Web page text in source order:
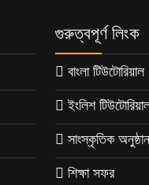
গুরুত্বপূর্ণ লিংক
বাংলা টিউটোরিয়াল
ইংলিশ
সাংস্কৃতিক অনুষ্ঠান
শিক্ষা সফর